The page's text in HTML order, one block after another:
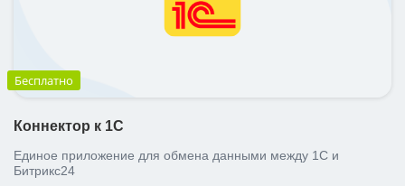
ВХОД
ВХОД
Бесплатно
Коннектор к 1С
Единое приложение для обмена данными между 1С и
Битрикс24